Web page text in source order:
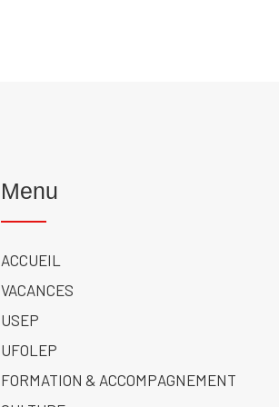
Menu
ACCUEIL
VACANCES
USEP
UFOLEP
FORMATION & ACCOMPAGNEMENT